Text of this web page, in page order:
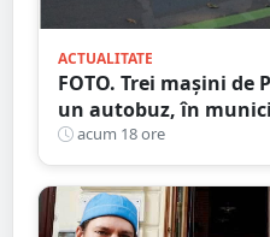
ACTUALITATE
FOTO. Trei mașini
un autobuz, în
Ambulanța, la fața
acum 18 ore